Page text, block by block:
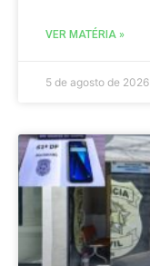
VER MATÉRIA »
5 de agosto de 2026